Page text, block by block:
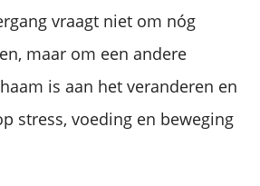
vraagt niet om nóg
maar om een andere
is aan het veranderen en
stress, voeding en beweging